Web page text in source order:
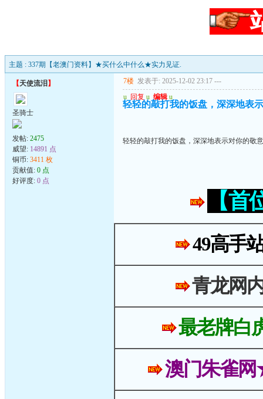
主题 : 337期【老澳门资料】★买什么中什么★实力见证.
【天使流泪 】
圣骑士
发帖: 2475
威望: 14891 点
铜币: 3411 枚
贡献值: 0 点
好评度: 0 点
7楼 发表于: 2025-12-02 23:17 ---
u 回复 u 编辑 u
轻轻的敲打我的饭盘，深深地表
轻轻的敲打我的饭盘，深深地表示对你的敬
【
49高手
青龙网
最老牌白
澳门朱雀